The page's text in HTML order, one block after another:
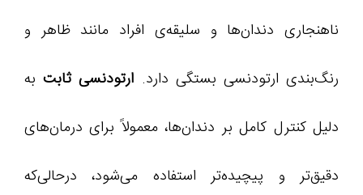
ناهنجاری دندان‌ها و سلیقه‌ی افراد مانند ظاهر و
رنگ‌بندی ارتودنسی بستگی دارد. ارتودنسی ثابتبه
دلیل کنترل کامل بر دندان‌ها، معمولاً برای درمان‌های
دقیق‌تر و پیچیده‌تر استفاده می‌شود، درحالی‌که